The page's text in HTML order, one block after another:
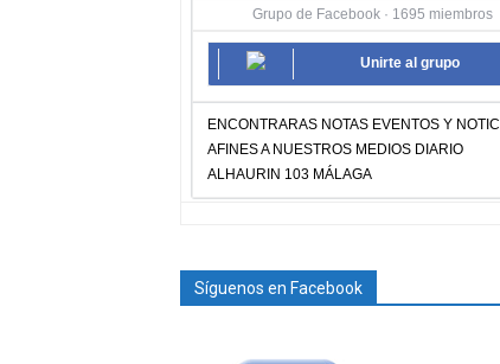
Grupo de Facebook · 1695 miembros
Unirte al grupo
ENCONTRARAS NOTAS EVENTOS Y
AFINES A NUESTROS MEDIOS DIARIO
ALHAURIN 103 MÁLAGA
Síguenos en Facebook